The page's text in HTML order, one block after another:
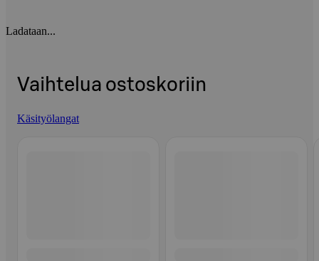
Ladataan...
Vaihtelua ostoskoriin
Käsityölangat